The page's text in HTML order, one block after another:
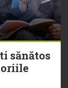
sănătos